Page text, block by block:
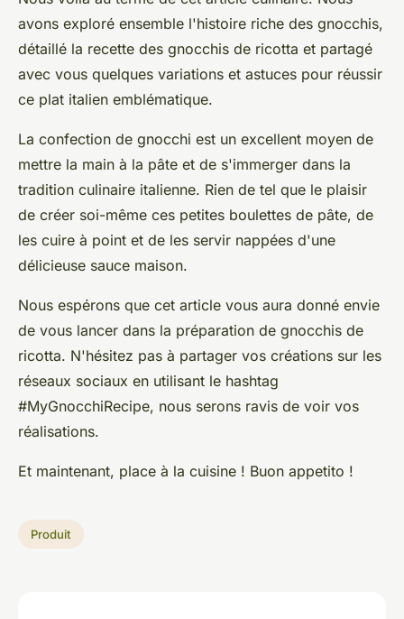
avons exploré ensemble l'histoire riche des gnocchis,
détaillé la recette des gnocchis de ricotta et partagé
avec vous quelques variations et astuces pour réussir
ce plat italien emblématique.
La confection de gnocchi est un excellent moyen de
mettre la main à la pâte et de s'immerger dans la
tradition culinaire italienne. Rien de tel que le plaisir
de créer soi-même ces petites boulettes de pâte, de
les cuire à point et de les servir nappées d'une
délicieuse sauce maison.
Nous espérons que cet article vous aura donné envie
de vous lancer dans la préparation de gnocchis de
ricotta. N'hésitez pas à partager vos créations sur les
réseaux sociaux en utilisant le hashtag
#MyGnocchiRecipe, nous serons ravis de voir vos
réalisations.
Et maintenant, place à la cuisine ! Buon appetito !
Produit